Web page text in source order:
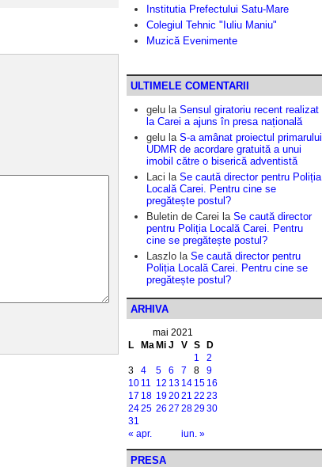
Institutia Prefectului Satu-Mare
Colegiul Tehnic "Iuliu Maniu"
Muzică Evenimente
ULTIMELE COMENTARII
gelu la Sensul giratoriu recent realizat
la Carei a ajuns în presa națională
gelu la S-a amânat proiectul primarului
UDMR de acordare gratuită a unui
imobil către o biserică adventistă
Laci la Se caută director pentru Poliția
Locală Carei. Pentru cine se
pregătește postul?
Buletin de Carei la Se caută director
pentru Poliția Locală Carei. Pentru
cine se pregătește postul?
Laszlo la Se caută director pentru
Poliția Locală Carei. Pentru cine se
pregătește postul?
ARHIVA
mai 2021
L
Ma Mi J V S D
« apr. iun. »
1
2
3
4 5 6 7 8
9
10 11 12 13 14 15 16
17 18 192021 22 23
2425 26 27 282930
31
PRESA